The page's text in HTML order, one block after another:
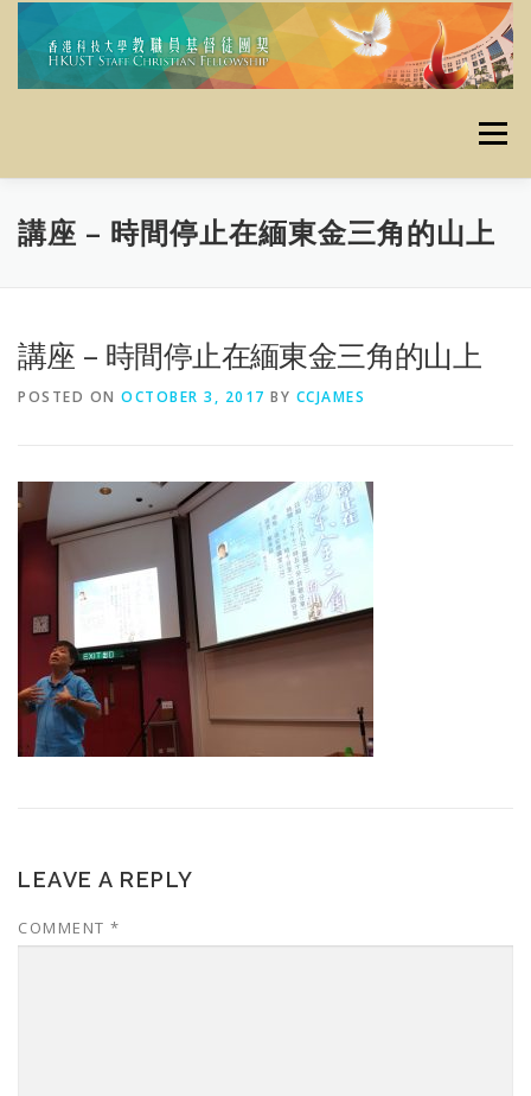
content
Menu
主頁 使命 最新消息 定期活動 栽培資源
講座 – 時間停止在緬東金三角的山上
講座 – 時間停止在緬東金三角的山上
POSTED ON OCTOBER 3, 2017 BY CCJAMES
LEAVE A REPLY
COMMENT *